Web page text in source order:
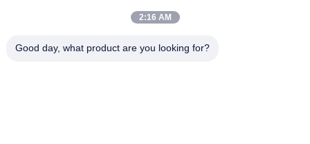
Suscríbete a nuestro boletín para obtener descuentos y más.
2:16 AM
Good day, what product are you looking for?